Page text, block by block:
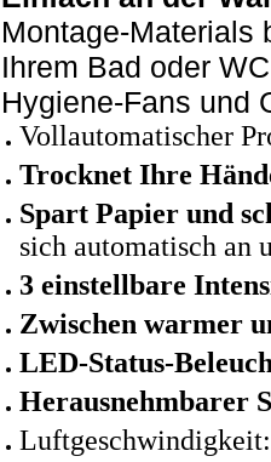
Montage-Materials
Ihrem Bad oder
Hygiene-Fans und
Vollautomatischer
Trocknet Ihre
Spart Papier und
sich automatisch an
3 einstellbare
Zwischen warmer
LED-Status-
Herausnehmbarer